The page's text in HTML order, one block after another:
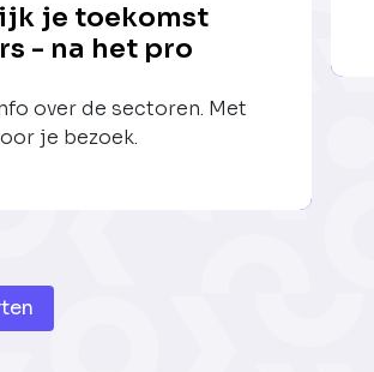
je toekomst
- na het pro
over de sectoren. Met
je bezoek.